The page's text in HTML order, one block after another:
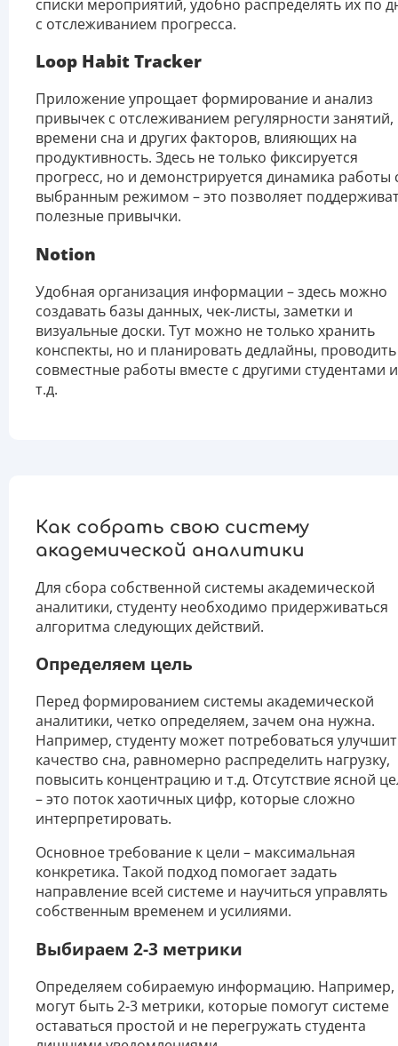
списки мероприятий, удобно распределять их по
с отслеживанием прогресса.
Loop Habit Tracker
Приложение упрощает формирование и анализ
привычек с отслеживанием регулярности занятий,
времени сна и других факторов, влияющих на
продуктивность. Здесь не только фиксируется
прогресс, но и демонстрируется динамика работы
выбранным режимом – это позволяет
полезные привычки.
Notion
Удобная организация информации – здесь можно
создавать базы данных, чек-листы, заметки и
визуальные доски. Тут можно не только хранить
конспекты, но и планировать дедлайны, проводить
совместные работы вместе с другими студентами и
т.д.
Как собрать свою систему
академической аналитики
Для сбора собственной системы академической
аналитики, студенту необходимо придерживаться
алгоритма следующих действий.
Определяем цель
Перед формированием системы академической
аналитики, четко определяем, зачем она нужна.
Например, студенту может потребоваться
качество сна, равномерно распределить нагрузку,
повысить концентрацию и т.д. Отсутствие ясной
– это поток хаотичных цифр, которые сложно
интерпретировать.
Основное требование к цели – максимальная
конкретика. Такой подход помогает задать
направление всей системе и научиться управлять
собственным временем и усилиями.
Выбираем 2-3 метрики
Определяем собираемую информацию. Например,
могут быть 2-3 метрики, которые помогут системе
оставаться простой и не перегружать студента